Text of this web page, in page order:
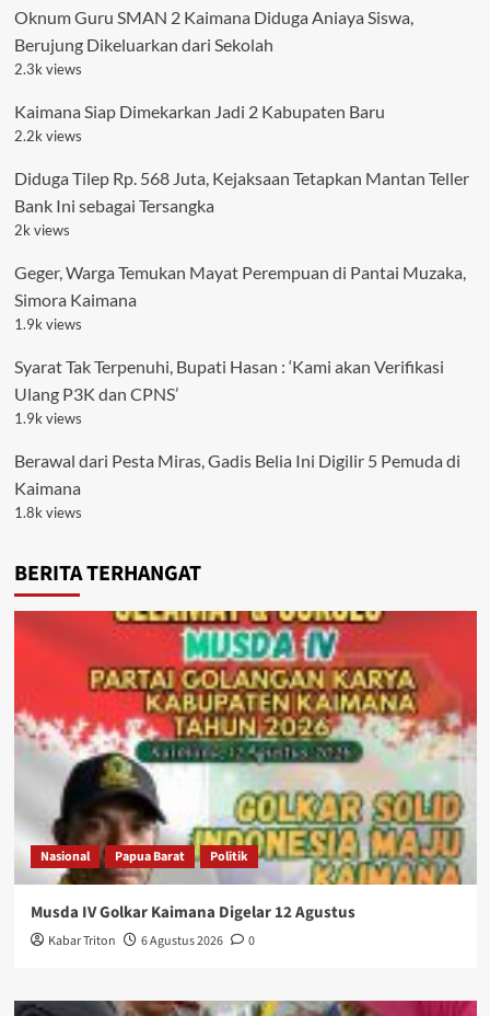
Oknum Guru SMAN 2 Kaimana Diduga Aniaya Siswa,
Berujung Dikeluarkan dari Sekolah
2.3k views
Kaimana Siap Dimekarkan Jadi 2 Kabupaten Baru
2.2k views
Diduga Tilep Rp. 568 Juta, Kejaksaan Tetapkan Mantan Teller
Bank Ini sebagai Tersangka
2k views
Geger, Warga Temukan Mayat Perempuan di Pantai Muzaka,
Simora Kaimana
1.9k views
Syarat Tak Terpenuhi, Bupati Hasan : ‘Kami akan Verifikasi
Ulang P3K dan CPNS’
1.9k views
Berawal dari Pesta Miras, Gadis Belia Ini Digilir 5 Pemuda di
Kaimana
1.8k views
BERITA TERHANGAT
Nasional Papua Barat Politik
Musda IV Golkar Kaimana Digelar 12 Agustus
Kabar Triton 6 Agustus 2026 0